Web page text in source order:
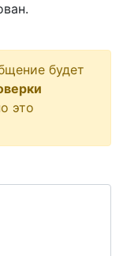
будет
это